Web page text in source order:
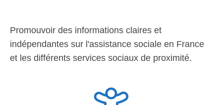
Promouvoir des informations claires et
indépendantes sur l'assistance sociale en France
et les différents services sociaux de proximité.